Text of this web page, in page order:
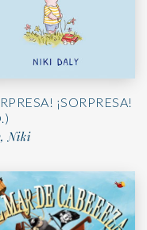
¡SORPRESA!
Niki